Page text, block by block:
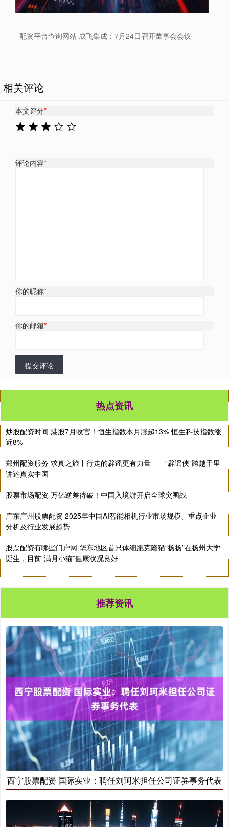
配资平台查询网站 成飞集成：7月24日召开董事会会议
相关评论
本文评分*
评论内容*
你的昵称*
你的邮箱*
提交评论
热点资讯
炒股配资时间 港股7月收官！恒生指数本月涨超13% 恒生科技指数涨
近8%
郑州配资服务 求真之旅丨行走的辟谣更有力量——“辟谣侠”跨越千里
讲述真实中国
股票市场配资 万亿逆差待破！中国入境游开启全球突围战
广东广州股票配资 2025年中国AI智能相机行业市场规模、重点企业
分析及行业发展趋势
股票配资有哪些门户网 华东地区首只体细胞克隆猫“扬扬”在扬州大学
诞生，目前“满月小猫”健康状况良好
推荐资讯
西宁股票配资 国际实业：聘任刘珂米担任公司证券事务代表